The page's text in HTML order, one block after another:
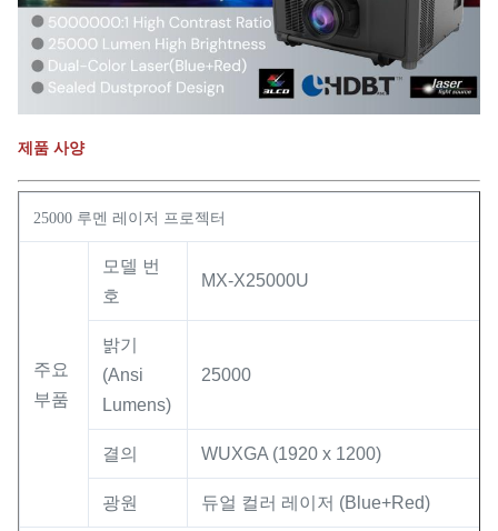
제품 사양
25000 루멘 레이저 프로젝터
주요
부품
모델 번
호
MX-X25000U
밝기
(Ansi
Lumens)
25000
결의 WUXGA (1920 x 1200)
광원 듀얼 컬러 레이저 (Blue+Red)